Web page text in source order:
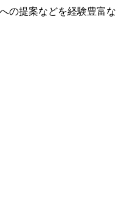
の提案などを経験豊富な